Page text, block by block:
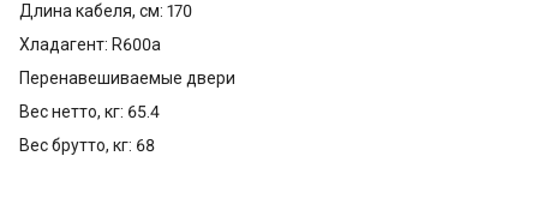
Длина кабеля, см: 170
Хладагент: R600a
Перенавешиваемые двери
Вес нетто, кг: 65.4
Вес брутто, кг: 68